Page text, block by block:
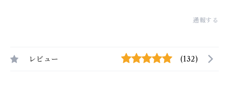
通報する
レビュー (132)